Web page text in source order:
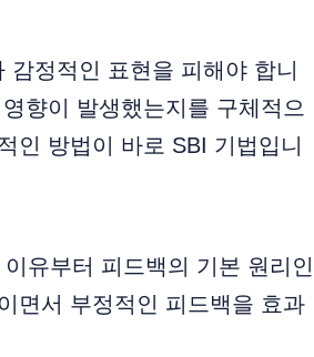
정적인 표현을 피해야 합니
향이 발생했는지를 구체적으
인 방법이 바로 SBI 기법입니
유부터 피드백의 기본 원리인
면서 부정적인 피드백을 효과